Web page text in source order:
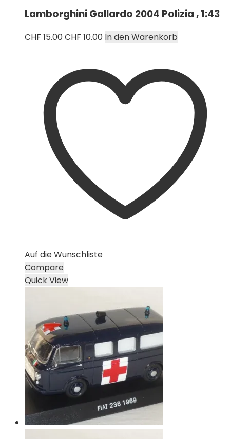
Lamborghini Gallardo 2004 Polizia , 1:43
CHF15.00Ursprünglicher
CHF 15.00
CHF 10.00Aktueller
CHF 10.00.
In den Warenkorb
Auf die Wunschliste
Compare
Quick View